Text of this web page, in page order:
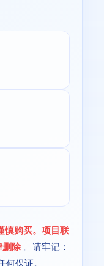
慎购买。项目联
删除 。请牢记：
何保证。